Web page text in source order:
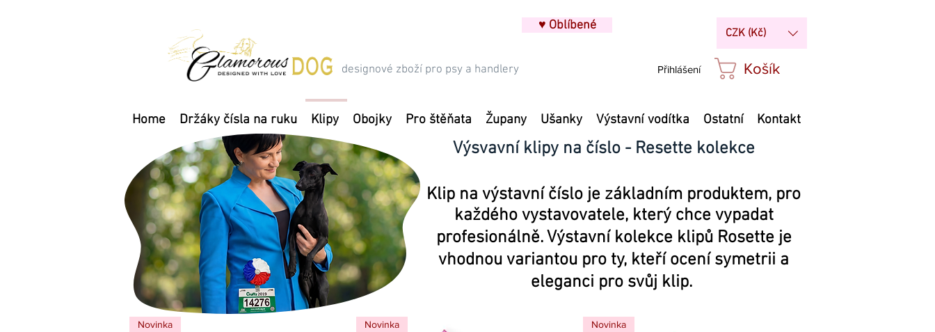
designové zboží pro psy a handlery
♥ Oblíbené
Přihlášení
CZK (Kč)
Košík
Home Držáky čísla na ruku Klipy Obojky Pro štěňata Župany Ušanky Výstavní vodítka Ostatní Kontakt
Výsvavní klipy na číslo - Resette kolekce
Klip na výstavní číslo je základním produktem, pro
každého vystavovatele, který chce vypadat
profesionálně. Výstavní kolekce klipů Rosette je
vhodnou variantou pro ty, kteří ocení symetrii a
eleganci pro svůj klip.
Novinka Novinka Novinka